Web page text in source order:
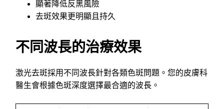
顯著降低反黑風險
去斑效果更明顯且持久
不同波長的治療效果
激光去斑採用不同波長針對各類色斑問題。您的皮膚科
醫生會根據色斑深度選擇最合適的波長。